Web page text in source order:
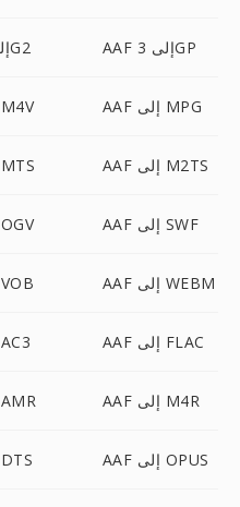
AAF إلى 3G2 AAF إلى 3GP
AAF إلى M4V AAF إلى MPG
AAF إلى MTS AAF إلى M2TS
AAF إلى OGV AAF إلى SWF
AAF إلى VOB AAF إلى WEBM
AAF إلى AC3 AAF إلى FLAC
AAF إلى AMR AAF إلى M4R
AAF إلى DTS AAF إلى OPUS